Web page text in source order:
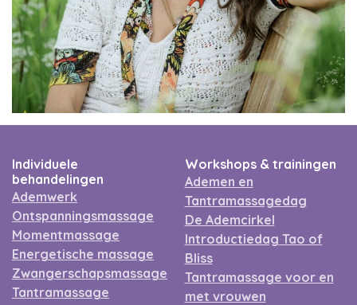
Individuele
behandelingen
Ademwerk
Ontspanningsmassage
Momentmassage
Energetische massage
Zwangerschapsmassage
Tantramassage
Workshops & trainingen
Ademen en
Tantramassagedag
De Ademcirkel
Introductiedag Tao of
Bliss
Tantramassage voor en
met vrouwen